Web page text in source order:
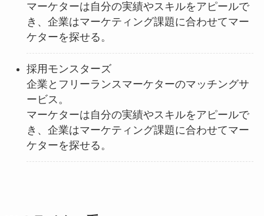
マーケターは自分の実績やスキルをアピールで
き、企業はマーケティング課題に合わせてマー
ケターを探せる。
採用モンスターズ
企業とフリーランスマーケターのマッチングサ
ービス。
マーケターは自分の実績やスキルをアピールで
き、企業はマーケティング課題に合わせてマー
ケターを探せる。